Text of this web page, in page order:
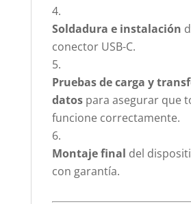
Soldadura e instalación
conector USB-C.
Pruebas de carga y
datospara asegurar que
funcione correctamente.
Montaje final del
con garantía.